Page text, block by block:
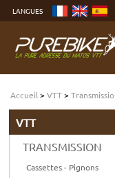
contenu
menu
Aller
LANGUES
Accueil >VTT>
VTT
TRANSMISSION
Cassettes - Pignons